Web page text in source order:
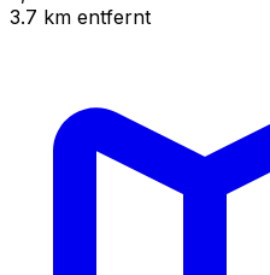
3.7 km entfernt